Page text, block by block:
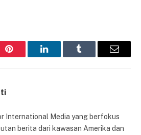
Pinterest LinkedInTumblr Email
International Media yang berfokus
berita dari kawasan Amerika dan